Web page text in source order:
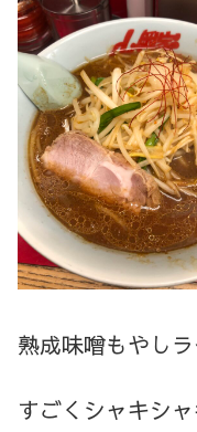
熟成味噌もやし
すごくシャキシ